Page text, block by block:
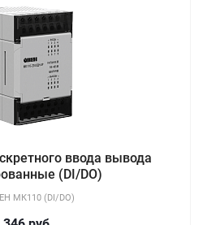
ввода вывода
(DI/DO)
МК110 (DI/DO)